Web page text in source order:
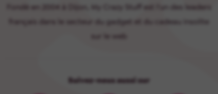
Fondé en 2004 à Dijon, My Crazy Stuff est l'un des leaders
français dans le secteur du gadget et du cadeau insolite
sur le web
Suivez-nous aussi sur